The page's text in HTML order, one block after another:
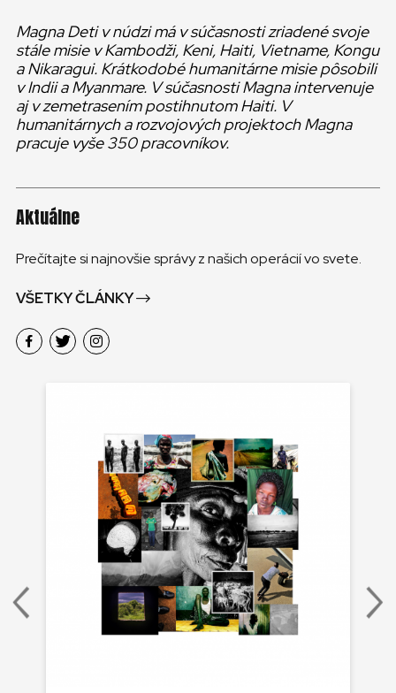
Magna Deti v núdzi má v súčasnosti zriadené svoje
stále misie v Kambodži, Keni, Haiti, Vietname, Kongu
a Nikaragui. Krátkodobé humanitárne misie pôsobili
v Indii a Myanmare. V súčasnosti Magna intervenuje
aj v zemetrasením postihnutom Haiti. V
humanitárnych a rozvojových projektoch Magna
pracuje vyše 350 pracovníkov.
Aktuálne
Prečítajte si najnovšie správy z našich operácií vo svete.
VŠETKY ČLÁNKY